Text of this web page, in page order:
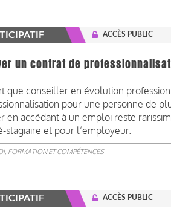
ACCÈS PUBLIC
un contrat de
que conseiller en évolution
pour une personne de
en accédant à un emploi reste
stagiaire et pour l’employeur.
FORMATION ET COMPÉTENCES
ACCÈS PUBLIC